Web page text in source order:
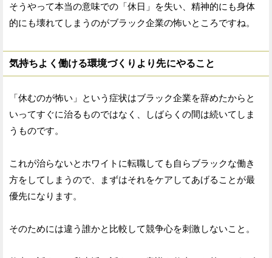
そうやって本当の意味での「休日」を失い、精神的にも身体
的にも壊れてしまうのがブラック企業の怖いところですね。
気持ちよく働ける環境づくりより先にやること
「休むのが怖い」という症状はブラック企業を辞めたからと
いってすぐに治るものではなく、しばらくの間は続いてしま
うものです。
これが治らないとホワイトに転職しても自らブラックな働き
方をしてしまうので、まずはそれをケアしてあげることが最
優先になります。
そのためには違う誰かと比較して競争心を刺激しないこと。